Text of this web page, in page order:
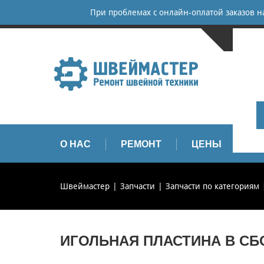
При проблемах с онлайн-оплатой заказов
О НАС РЕМОНТ ЦЕНЫ
Швеймастер Запчасти Запчасти по категориям
ИГОЛЬНАЯ ПЛАСТИНА В